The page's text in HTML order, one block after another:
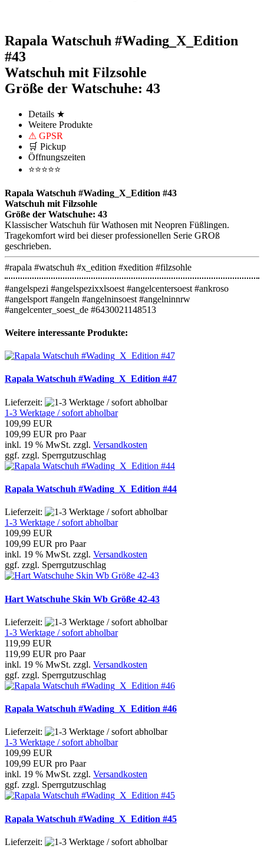
Rapala Watschuh #Wading_X_Edition
#43
Watschuh mit Filzsohle
Größe der Watschuhe: 43
Details ★
Weitere Produkte
⚠ GPSR
🛒 Pickup
Öffnungszeiten
⭐⭐⭐⭐⭐
Rapala Watschuh #Wading_X_Edition #43
Watschuh mit Filzsohle
Größe der Watschuhe: 43
Klassischer Watschuh für Wathosen mit Neopren Füßlingen.
Tragekomfort wird bei dieser professionellen Serie GROß
geschrieben.
#rapala #watschuh #x_edition #xedition #filzsohle
#angelspezi #angelspezixxlsoest #angelcentersoest #ankroso
#angelsport #angeln #angelninsoest #angelninnrw
#angelcenter_soest_de #6430021148513
Weitere interessante Produkte:
Rapala Watschuh #Wading_X_Edition #47
Lieferzeit:
1-3 Werktage / sofort abholbar
109,99 EUR
109,99 EUR pro Paar
inkl. 19 % MwSt. zzgl. Versandkosten
ggf. zzgl. Sperrgutzuschlag
Rapala Watschuh #Wading_X_Edition #44
Lieferzeit:
1-3 Werktage / sofort abholbar
109,99 EUR
109,99 EUR pro Paar
inkl. 19 % MwSt. zzgl. Versandkosten
ggf. zzgl. Sperrgutzuschlag
Hart Watschuhe Skin Wb Größe 42-43
Lieferzeit:
1-3 Werktage / sofort abholbar
119,99 EUR
119,99 EUR pro Paar
inkl. 19 % MwSt. zzgl. Versandkosten
ggf. zzgl. Sperrgutzuschlag
Rapala Watschuh #Wading_X_Edition #46
Lieferzeit:
1-3 Werktage / sofort abholbar
109,99 EUR
109,99 EUR pro Paar
inkl. 19 % MwSt. zzgl. Versandkosten
ggf. zzgl. Sperrgutzuschlag
Rapala Watschuh #Wading_X_Edition #45
Lieferzeit: